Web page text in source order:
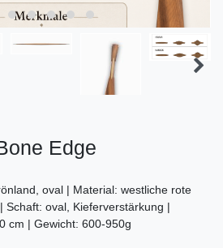
Edge
oval | Material: westliche rote
Schaft: oval, Kieferverstärkung |
cm | Gewicht: 600-950g